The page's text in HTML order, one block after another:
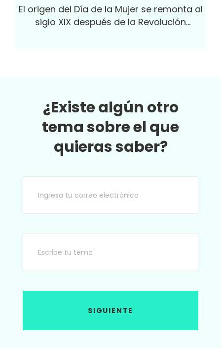
El origen del Día de la Mujer se remonta al
siglo XIX después de la Revolución
¿Existe algún otro
tema sobre el que
quieras saber?
SIGUIENTE